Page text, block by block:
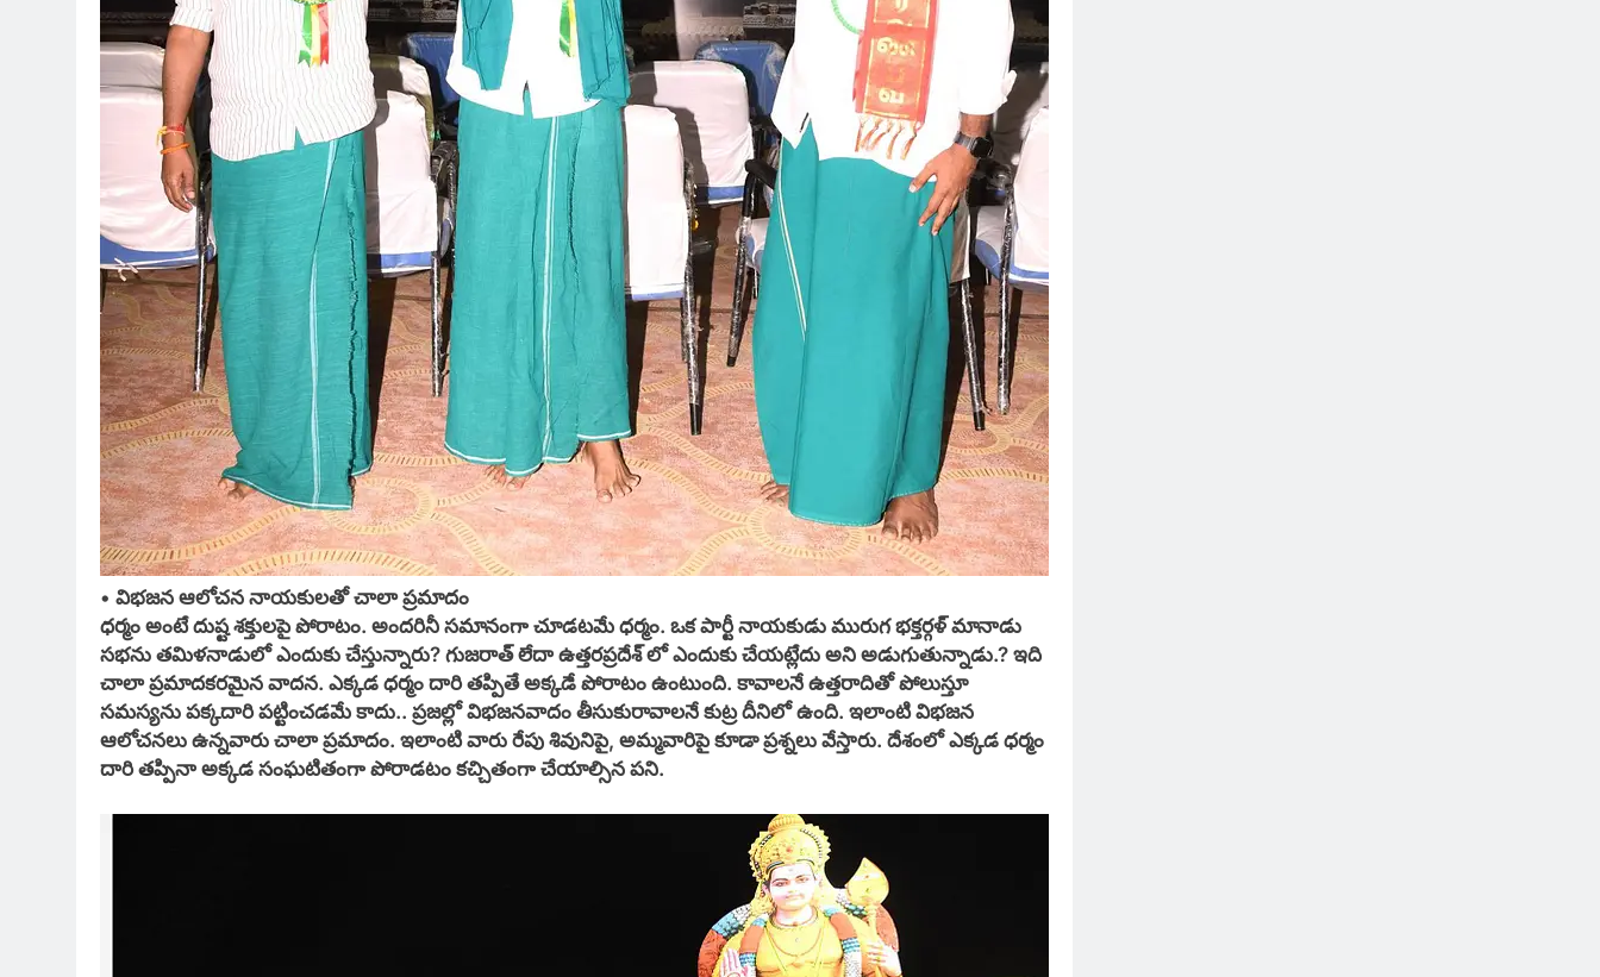
• విభజన ఆలోచన నాయకులతో చాలా ప్రమాదం
ధర్మం అంటే దుష్ట శక్తులపై పోరాటం. అందరినీ సమానంగా చూడటమే ధర్మం. ఒక పార్టీ నాయకుడు మురుగ భక్తర్గళ్ మానాడు
సభను తమిళనాడులో ఎందుకు చేస్తున్నారు? గుజరాత్ లేదా ఉత్తరప్రదేశ్ లో ఎందుకు చేయట్లేదు అని అడుగుతున్నాడు.? ఇది
చాలా ప్రమాదకరమైన వాదన. ఎక్కడ ధర్మం దారి తప్పితే అక్కడే పోరాటం ఉంటుంది. కావాలనే ఉత్తరాదితో పోలుస్తూ
సమస్యను పక్కదారి పట్టించడమే కాదు.. ప్రజల్లో విభజనవాదం తీసుకురావాలనే కుట్ర దీనిలో ఉంది. ఇలాంటి విభజన
ఆలోచనలు ఉన్నవారు చాలా ప్రమాదం. ఇలాంటి వారు రేపు శివునిపై, అమ్మవారిపై కూడా ప్రశ్నలు వేస్తారు. దేశంలో ఎక్కడ ధర్మం
దారి తప్పినా అక్కడ సంఘటితంగా పోరాడటం కచ్చితంగా చేయాల్సిన పని.